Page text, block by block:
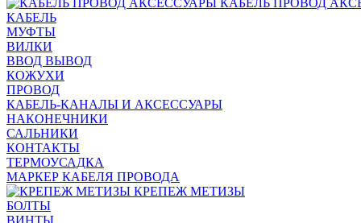
КАБЕЛЬ ПРОВОД
КАБЕЛЬ
МУФТЫ
ВИЛКИ
ВВОД ВЫВОД
КОЖУХИ
ПРОВОД
КАБЕЛЬ-КАНАЛЫ И АКСЕССУАРЫ
НАКОНЕЧНИКИ
САЛЬНИКИ
КОНТАКТЫ
ТЕРМОУСАДКА
МАРКЕР КАБЕЛЯ ПРОВОДА
КРЕПЕЖ МЕТИЗЫ
БОЛТЫ
ВИНТЫ